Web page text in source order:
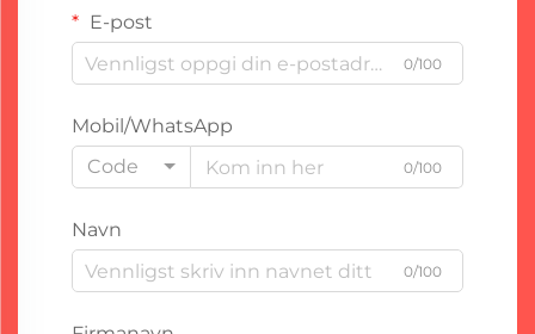
E-post
0/100
Mobil/WhatsApp
Code
0/100
Navn
0/100